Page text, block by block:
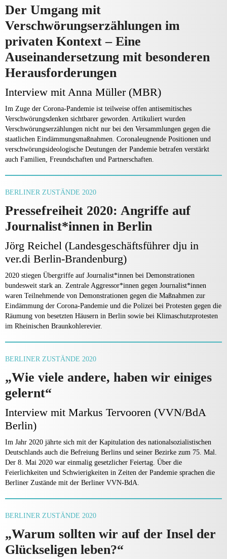
Der Umgang mit
Verschwörungserzählungen im
privaten Kontext – Eine
Auseinandersetzung mit besonderen
Herausforderungen
Interview mit Anna Müller (MBR)
Im Zuge der Corona-Pandemie ist teilweise offen antisemitisches
Verschwörungsdenken sichtbarer geworden. Artikuliert wurden
Verschwörungserzählungen nicht nur bei den Versammlungen gegen die
staatlichen Eindämmungsmaßnahmen. Coronaleugnende Positionen und
verschwörungsideologische Deutungen der Pandemie betrafen verstärkt
auch Familien, Freundschaften und Partnerschaften.
BERLINER ZUSTÄNDE 2020
Pressefreiheit 2020: Angriffe auf
Journalist*innen in Berlin
Jörg Reichel (Landesgeschäftsführer dju in
ver.di Berlin-Brandenburg)
2020 stiegen Übergriffe auf Journalist*innen bei Demonstrationen
bundesweit stark an. Zentrale Aggressor*innen gegen Journalist*innen
waren Teilnehmende von Demonstrationen gegen die Maßnahmen zur
Eindämmung der Corona-Pandemie und die Polizei bei Protesten gegen die
Räumung von besetzten Häusern in Berlin sowie bei Klimaschutzprotesten
im Rheinischen Braunkohlerevier.
BERLINER ZUSTÄNDE 2020
„Wie viele andere, haben wir einiges
gelernt“
Interview mit Markus Tervooren (VVN/BdA
Berlin)
Im Jahr 2020 jährte sich mit der Kapitulation des nationalsozialistischen
Deutschlands auch die Befreiung Berlins und seiner Bezirke zum 75. Mal.
Der 8. Mai 2020 war einmalig gesetzlicher Feiertag. Über die
Feierlichkeiten und Schwierigkeiten in Zeiten der Pandemie sprachen die
Berliner Zustände mit der Berliner VVN-BdA.
BERLINER ZUSTÄNDE 2020
„Warum sollten wir auf der Insel der
Glückseligen leben?“